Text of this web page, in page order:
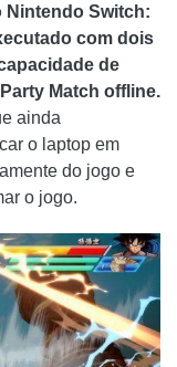
Nintendo Switch:
com dois
de
Match offline.
ainda
o laptop em
do jogo e
o jogo.